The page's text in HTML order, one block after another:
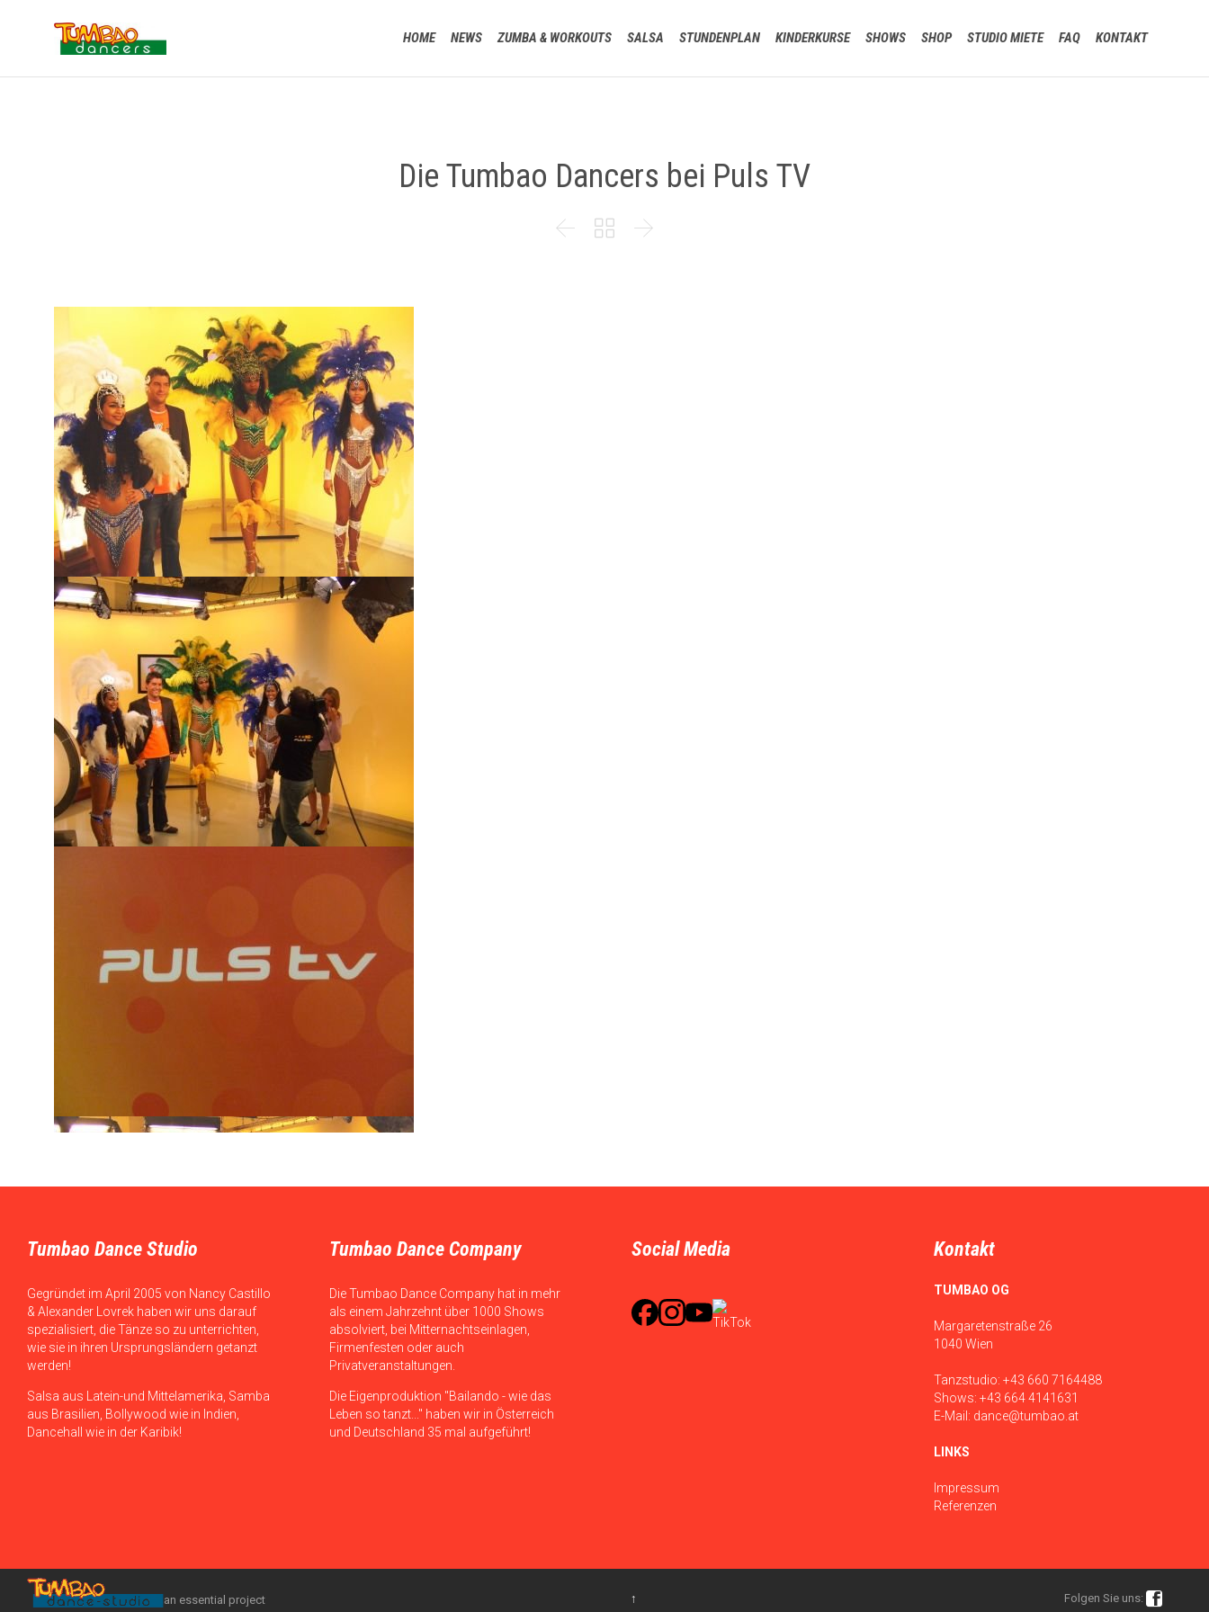
HOME NEWS ZUMBA & WORKOUTS SALSA STUNDENPLAN KINDERKURSE SHOWS SHOP STUDIO MIETE FAQ KONTAKT
Die Tumbao Dancers bei Puls TV
  
Tumbao Dance Studio
Gegründet im April 2005 von Nancy Castillo
& Alexander Lovrek haben wir uns darauf
spezialisiert, die Tänze so zu unterrichten,
wie sie in ihren Ursprungsländern getanzt
werden!
Salsa aus Latein-und Mittelamerika, Samba
aus Brasilien, Bollywood wie in Indien,
Dancehall wie in der Karibik!
Tumbao Dance Company
Die Tumbao Dance Company hat in mehr
als einem Jahrzehnt über 1000 Shows
absolviert, bei Mitternachtseinlagen,
Firmenfesten oder auch
Privatveranstaltungen.
Die Eigenproduktion "Bailando - wie das
Leben so tanzt..." haben wir in Österreich
und Deutschland 35 mal aufgeführt!
Social Media Kontakt
TUMBAO OG
Margaretenstraße 26
1040 Wien
Tanzstudio: +43 660 7164488
Shows: +43 664 4141631
E-Mail: dance@tumbao.at
LINKS
Impressum
Referenzen
an essential project ↑ Folgen Sie uns: 